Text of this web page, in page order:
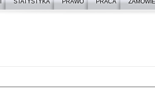
STATYSTYKA PRAWO PRACA